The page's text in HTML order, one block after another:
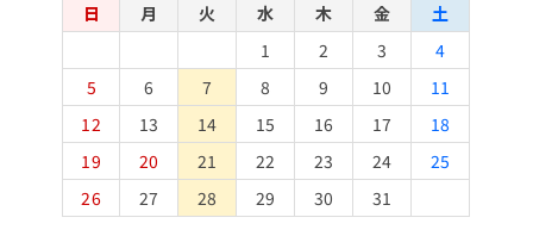
日 月 火 水 木 金
土
1
2 3
4
5
6 7 8 9 10
11
12
13 14 15 16 17
18
19
20 21 22 23 24
25
26
27 28 29 30 31